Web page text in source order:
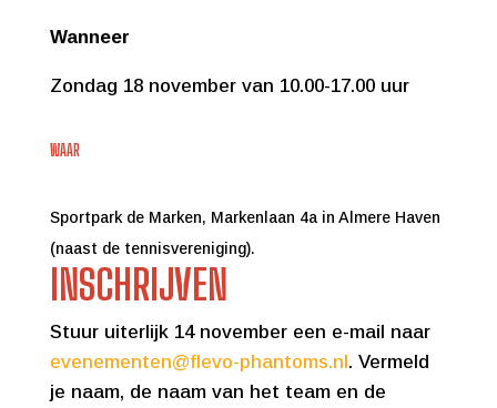
Wanneer
Zondag 18 november van 10.00-17.00 uur
WAAR
Sportpark de Marken, Markenlaan 4a in Almere Haven
(naast de tennisvereniging).
INSCHRIJVEN
Stuur uiterlijk 14 november een e-mail naar
evenementen@flevo-phantoms.nl. Vermeld
je naam, de naam van het team en de